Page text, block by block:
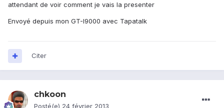
attendant de voir comment je vais la presenter
Envoyé depuis mon GT-I9000 avec Tapatalk
Citer
chkoon
Posté(e) 24 février 2013